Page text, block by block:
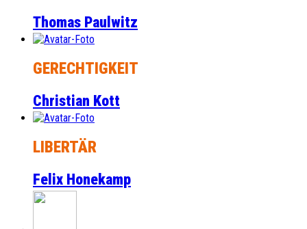
Thomas Paulwitz
GERECHTIGKEIT
Christian Kott
LIBERTÄR
Felix Honekamp